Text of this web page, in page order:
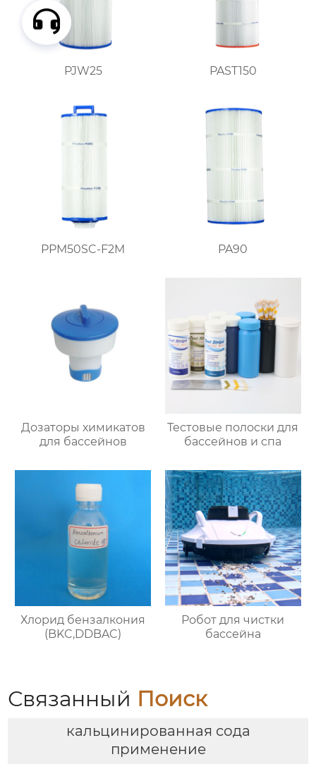
PJW25 PAST150
PPM50SC-F2M PA90
Дозаторы химикатов
для бассейнов
Тестовые полоски для
бассейнов и спа
Хлорид бензалкония
(BKC,DDBAC)
Робот для чистки
бассейна
Связанный Поиск
кальцинированная сода
применение